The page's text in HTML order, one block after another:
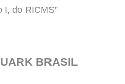
I, do RICMS”
BRASIL